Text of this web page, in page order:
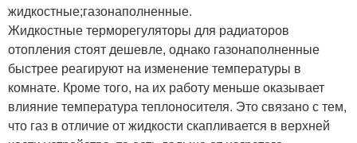
жидкостные;газонаполненные.
Жидкостные терморегуляторы для радиаторов
отопления стоят дешевле, однако газонаполненные
быстрее реагируют на изменение температуры в
комнате. Кроме того, на их работу меньше оказывает
влияние температура теплоносителя. Это связано с тем,
что газ в отличие от жидкости скапливается в верхней